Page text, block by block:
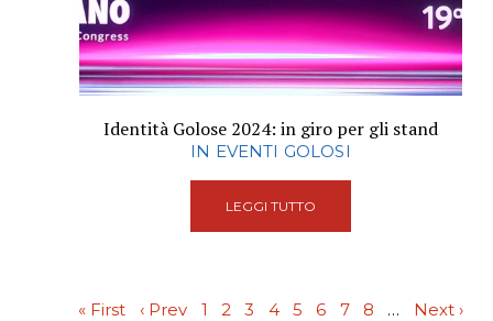
Identità Golose 2024: in giro per gli stand
IN EVENTI GOLOSI
LEGGI TUTTO
« First ‹ Prev 1 2 3 4 5 6 7 8 …
Next ›